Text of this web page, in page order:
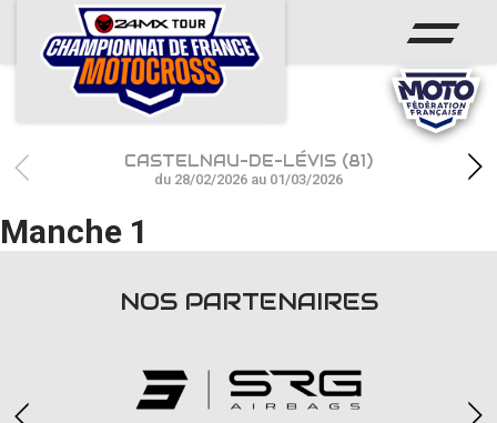
ACCUEIL
ACTUS
CALENDRIER
RÉSULTATS
PHOTOS / WEB TV
CASTELNAU-DE-LÉVIS (81)
du 28/02/2026 au 01/03/2026
Manche 1
NOS PARTENAIRES